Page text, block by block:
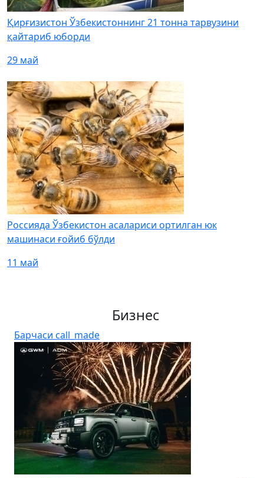
Қирғизистон Ўзбекистоннинг 21 тонна тарвузини
қайтариб юборди
29 май
Россияда Ўзбекистон асалариси ортилган юк
машинаси ғойиб бўлди
11 май
Бизнес
Барчаси call_made